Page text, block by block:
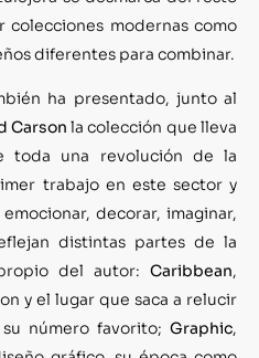
modernas como
diferentes para combinar.
ha presentado, junto al
Carson la colección que lleva
toda una revolución de la
trabajo en este sector y
decorar, imaginar,
distintas partes de la
del autor: Caribbean,
y el lugar que saca a relucir
número favorito;Graphic,